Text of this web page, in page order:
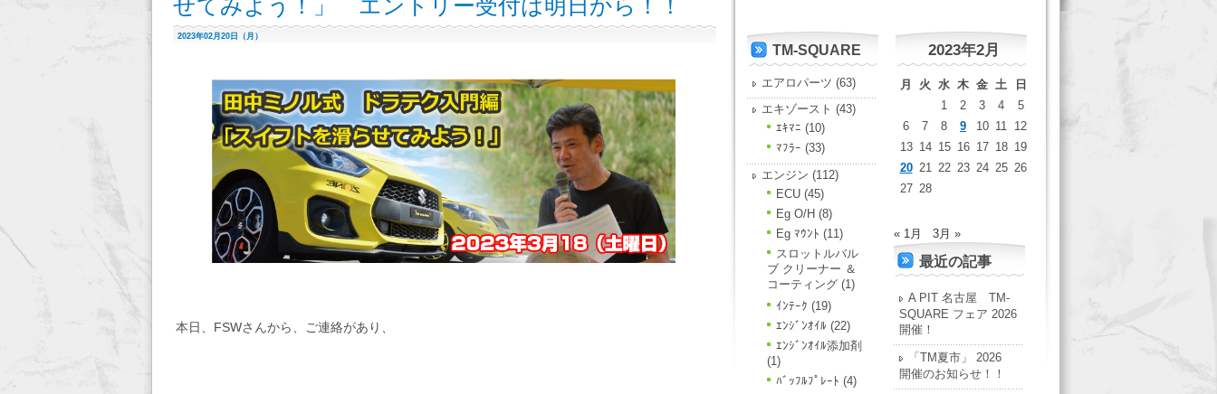
せてみよう！」 エントリー受付は明日から！！
2023年02月20日（月）
本日、FSWさんから、ご連絡があり、
TM-SQUARE
エアロパーツ (63)
エキゾースト (43)
ｴｷﾏﾆ (10)
ﾏﾌﾗｰ (33)
エンジン (112)
ECU (45)
Eg O/H (8)
Eg ﾏｳﾝﾄ (11)
スロットルバル
ブ クリーナー ＆
コーティング (1)
ｲﾝﾃｰｸ (19)
ｴﾝｼﾞﾝｵｲﾙ (22)
ｴﾝｼﾞﾝｵｲﾙ添加剤
(1)
ﾊﾞｯﾌﾙﾌﾟﾚｰﾄ (4)
2023年2月
月 火 水 木 金 土
日
1
2 3 4
5
6
7 8 9 10 11 12
13 14 15 16 17 18 19
20 21 22 23 24 25 26
27 28
« 1月 3月 »
最近の記事
A PIT 名古屋 TM-
SQUARE フェア 2026
開催！
「TM夏市」 2026
開催のお知らせ！！